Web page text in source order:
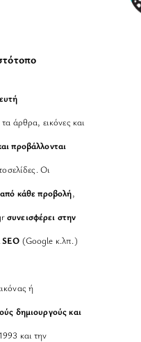
άρθρα, εικόνες και
προβάλλονται
Οι
κάθε προβολή,
συνεισφέρει στην
SEO (Google κ.λπ.)
ή
δημιουργούς και
και την